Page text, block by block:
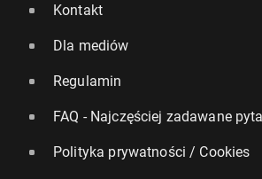
Kontakt
Dla mediów
Regulamin
FAQ - Najczęściej zadawane
Polityka prywatności / Cookies